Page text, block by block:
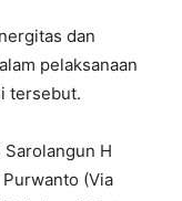
dan
pelaksanaan
tersebut.
H
(Via